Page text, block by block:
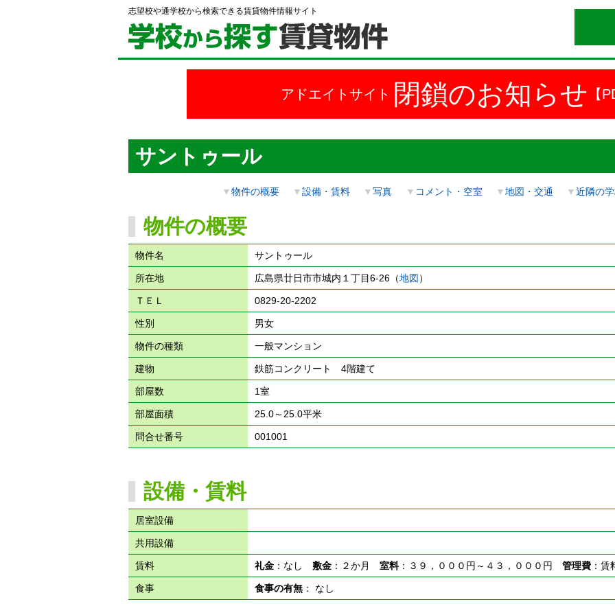
志望校や通学校から検索できる賃貸物件情報サイト
アドエイトサイト 閉鎖のお知らせ 【
サントゥール
▼物件の概要 ▼設備・賃料 ▼写真 ▼ コメント・空室 ▼地図・交通 ▼近隣の
物件の概要
物件名 サントゥール
所在地 広島県廿日市市城内１丁目6-26（地図）
ＴＥＬ 0829-20-2202
性別 男女
物件の種類 一般マンション
建物 鉄筋コンクリート 4階建て
部屋数 1室
部屋面積 25.0～25.0平米
問合せ番号 001001
設備・賃料
居室設備
共用設備
賃料 礼金：なし 敷金：２か月 室料：３９，０００円～４３，０００円 管理費：賃
食事 食事の有無： なし